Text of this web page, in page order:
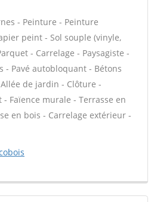
- Peinture - Peinture
peint - Sol souple (vinyle,
- Carrelage - Paysagiste -
- Pavé autobloquant - Bétons
de jardin - Clôture -
Faïence murale - Terrasse en
en bois - Carrelage extérieur -